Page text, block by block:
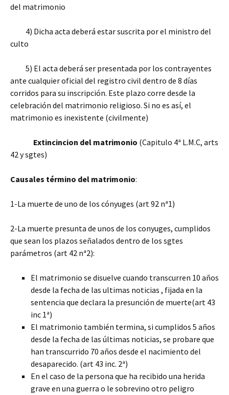
del matrimonio
4) Dicha acta deberá estar suscrita por el ministro del
culto
5) El acta deberá ser presentada por los contrayentes
ante cualquier oficial del registro civil dentro de 8 días
corridos para su inscripción. Este plazo corre desde la
celebración del matrimonio religioso. Si no es así, el
matrimonio es inexistente (civilmente)
Extincincion del matrimonio (Capitulo 4ª L.M.C, arts
42 y sgtes)
Causales término del matrimonio:
1-La muerte de uno de los cónyuges (art 92 nª1)
2-La muerte presunta de unos de los conyuges, cumplidos
que sean los plazos señalados dentro de los sgtes
parámetros (art 42 nª2):
El matrimonio se disuelve cuando transcurren 10 años
desde la fecha de las ultimas noticias , fijada en la
sentencia que declara la presunción de muerte(art 43
inc 1ª)
El matrimonio también termina, si cumplidos 5 años
desde la fecha de las últimas noticias, se probare que
han transcurrido 70 años desde el nacimiento del
desaparecido. (art 43 inc. 2ª)
En el caso de la persona que ha recibido una herida
grave en una guerra o le sobrevino otro peligro